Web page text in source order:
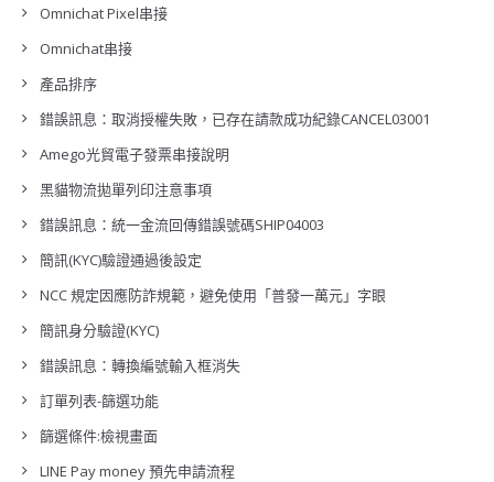
Omnichat Pixel串接
Omnichat串接
產品排序
錯誤訊息：取消授權失敗，已存在請款成功紀錄CANCEL03001
Amego光貿電子發票串接說明
黑貓物流拋單列印注意事項
錯誤訊息：統一金流回傳錯誤號碼SHIP04003
簡訊(KYC)驗證通過後設定
NCC 規定因應防詐規範，避免使用「普發一萬元」字眼
簡訊身分驗證(KYC)
錯誤訊息：轉換編號輸入框消失
訂單列表-篩選功能
篩選條件:檢視畫面
LINE Pay money 預先申請流程